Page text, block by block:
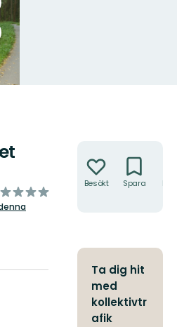
Besökt Spara
Ta dig hit
med
kollektivtr
afik